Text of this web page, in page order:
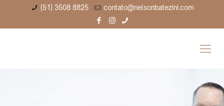
(51) 3508 8825 contato@nelsonbatezini.com